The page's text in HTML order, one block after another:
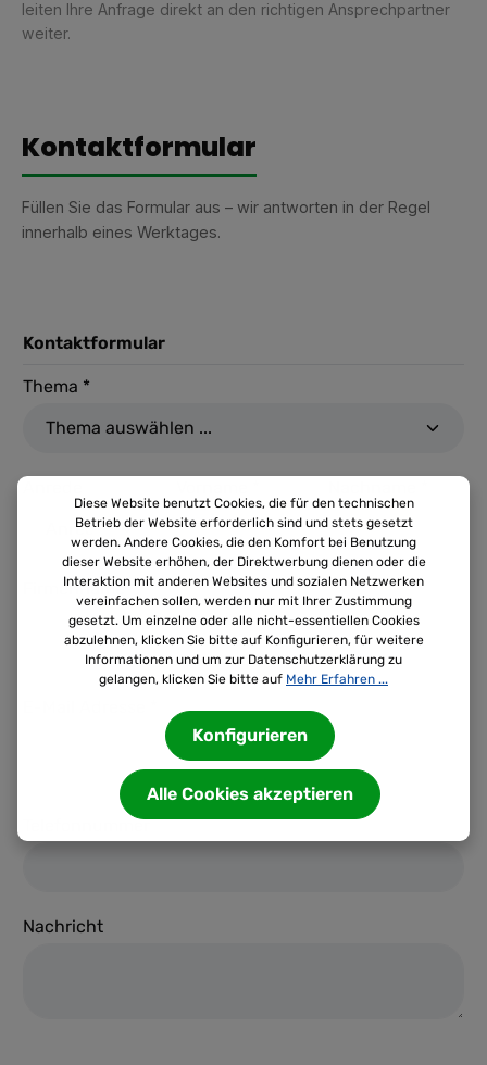
leiten Ihre Anfrage direkt an den richtigen Ansprechpartner
weiter.
Kontaktformular
Füllen Sie das Formular aus – wir antworten in der Regel
innerhalb eines Werktages.
Kontaktformular
Thema *
Firmenname *
Telefonnummer
Nachricht
Diese Website benutzt Cookies, die für den technischen
Betrieb der Website erforderlich sind und stets gesetzt
werden. Andere Cookies, die den Komfort bei Benutzung
dieser Website erhöhen, der Direktwerbung dienen oder die
Interaktion mit anderen Websites und sozialen Netzwerken
vereinfachen sollen, werden nur mit Ihrer Zustimmung
gesetzt. Um einzelne oder alle nicht-essentiellen Cookies
abzulehnen, klicken Sie bitte auf Konfigurieren, für weitere
Informationen und um zur Datenschutzerklärung zu
gelangen, klicken Sie bitte auf Mehr Erfahren ...
Konfigurieren
Alle Cookies akzeptieren